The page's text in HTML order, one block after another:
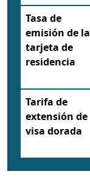
Tasa de
emisión de la
tarjeta de
residencia
Tarifa de
extensión de
visa dorada